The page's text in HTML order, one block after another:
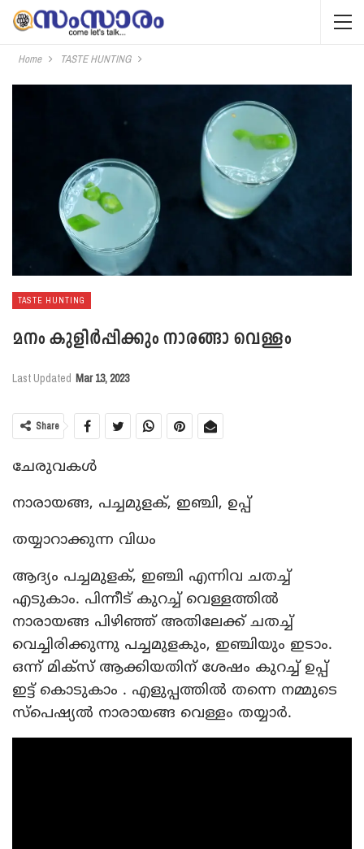
Home TASTE HUNTING
TASTE HUNTING
മനം കുളിർപ്പിക്കും നാരങ്ങാ വെള്ളം
Last Updated Mar 13, 2023
Share
ചേരുവകൾ
നാരായങ്ങ, പച്ചമുളക്, ഇഞ്ചി, ഉപ്പ്
തയ്യാറാക്കുന്ന വിധം
ആദ്യം പച്ചമുളക്, ഇഞ്ചി എന്നിവ ചതച്ച്
എടുകാം. പിന്നീട് കുറച്ച് വെള്ളത്തിൽ
നാരായങ്ങ പിഴിഞ്ഞ് അതിലേക്ക് ചതച്ച്
വെച്ചിരിക്കുന്നു പച്ചമുളകും, ഇഞ്ചിയും ഇടാം.
ഒന്ന് മിക്സ്‌ ആക്കിയതിന് ശേഷം കുറച്ച് ഉപ്പ്
ഇട്ട് കൊടുകാം . എളുപ്പത്തിൽ തന്നെ നമ്മുടെ
സ്പെഷ്യൽ നാരായങ്ങ വെള്ളം തയ്യാർ.